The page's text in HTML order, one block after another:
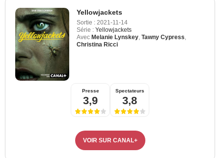
Yellowjackets
Sortie : 2021-11-14
Série : Yellowjackets
Avec Melanie Lynskey, Tawny Cypress,
Christina Ricci
Presse
3,9
Spectateurs
3,8
VOIR SUR CANAL+